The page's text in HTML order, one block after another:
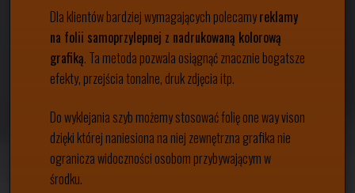
Dla klientów bardziej wymagających polecamyreklamy
na folii samoprzylepnej z nadrukowaną kolorową
grafiką. Ta metoda pozwala osiągnąć znacznie bogatsze
efekty, przejścia tonalne, druk zdjęcia itp.
Do wyklejania szyb możemy stosować folię one way vison
dzięki której naniesiona na niej zewnętrzna grafika nie
ogranicza widoczności osobom przybywającym w
środku.